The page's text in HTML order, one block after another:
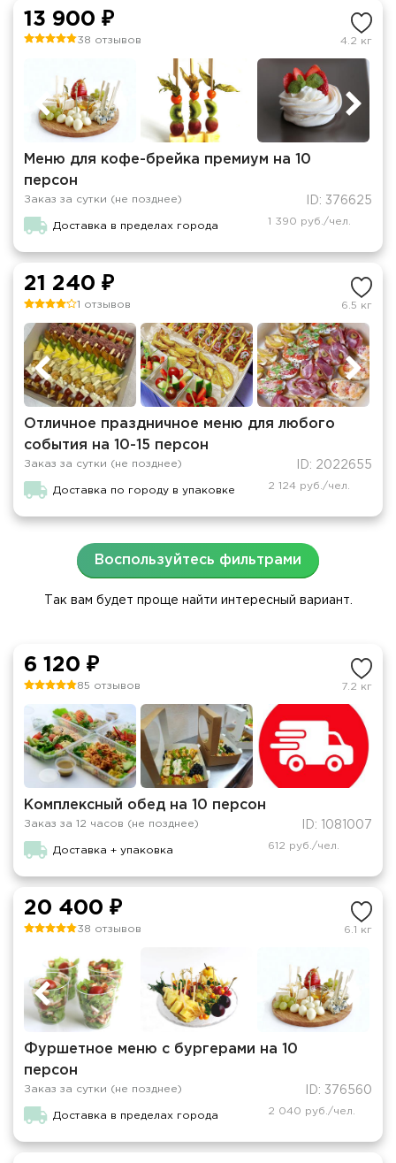
13 900 ₽
38 отзывов 4.2 кг
Меню для кофе-брейка премиум на 10
персон
Заказ за сутки (не позднее) ID: 376625
Доставка в пределах города 1 390 руб./чел.
21 240 ₽
1 отзывов 6.5 кг
Отличное праздничное меню для любого
события на 10-15 персон
Заказ за сутки (не позднее) ID: 2022655
Доставка по городу в упаковке 2 124 руб./чел.
Воспользуйтесь фильтрами
Так вам будет проще найти интересный вариант.
6 120 ₽
85 отзывов 7.2 кг
Комплексный обед на 10 персон
Заказ за 12 часов (не позднее) ID: 1081007
Доставка + упаковка 612 руб./чел.
20 400 ₽
38 отзывов 6.1 кг
Фуршетное меню с бургерами на 10
персон
Заказ за сутки (не позднее) ID: 376560
Доставка в пределах города 2 040 руб./чел.